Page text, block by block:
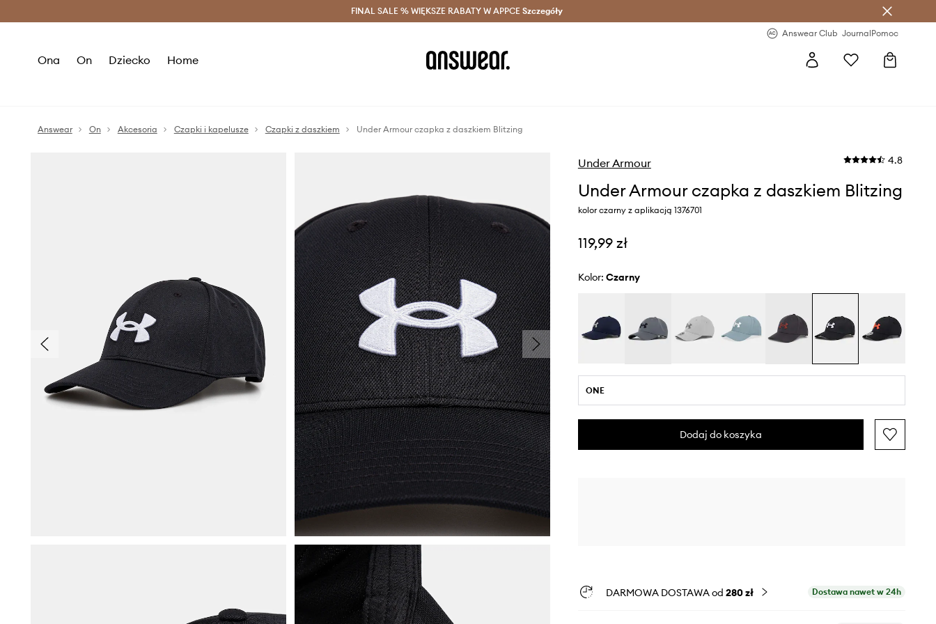
Oszczędzaj z Answear Club > Dostawa nawet w 24h >
FINAL SALE % WIĘKSZE RABATY W APPCE Szczegóły
Answear Club JournalPomoc
Ona On Dziecko Home
Answear On Akcesoria Czapki i kapelusze Czapki z daszkiem Under Armour czapka z daszkiem Blitzing
Under Armour 4.8
Under Armour czapka z daszkiem Blitzing
kolor czarny z aplikacją 1376701
119,99 zł
Kolor: czarny
ONE
Dodaj do koszyka
DARMOWA DOSTAWA od 280 zł Dostawa nawet w 24h